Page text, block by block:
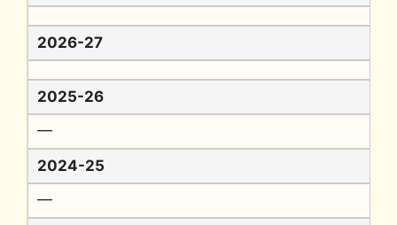
2026-27
2025-26
━
2024-25
━